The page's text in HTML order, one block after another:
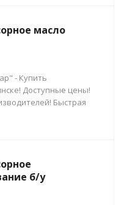
масло
- Купить
Доступные цены!
Быстрая
б/у